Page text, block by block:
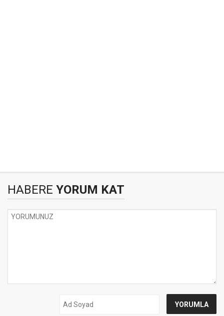
HABERE YORUM KAT